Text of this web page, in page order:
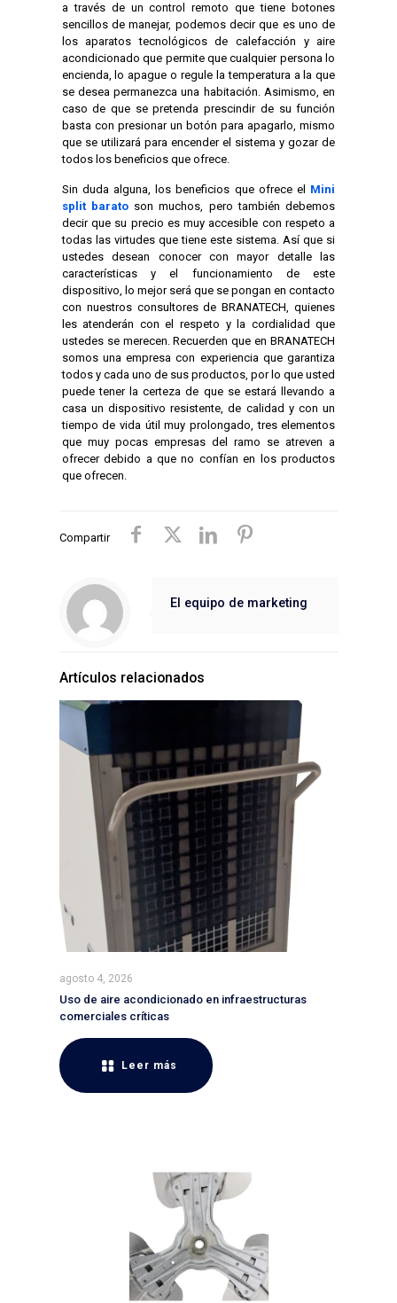
a través de un control remoto que tiene botones
sencillos de manejar, podemos decir que es uno de
los aparatos tecnológicos de calefacción y aire
acondicionado que permite que cualquier persona lo
encienda, lo apague o regule la temperatura a la que
se desea permanezca una habitación. Asimismo, en
caso de que se pretenda prescindir de su función
basta con presionar un botón para apagarlo, mismo
que se utilizará para encender el sistema y gozar de
todos los beneficios que ofrece.
Sin duda alguna, los beneficios que ofrece el Mini
split baratoson muchos, pero también debemos
decir que su precio es muy accesible con respeto a
todas las virtudes que tiene este sistema. Así que si
ustedes desean conocer con mayor detalle las
características y el funcionamiento de este
dispositivo, lo mejor será que se pongan en contacto
con nuestros consultores de BRANATECH, quienes
les atenderán con el respeto y la cordialidad que
ustedes se merecen. Recuerden que en BRANATECH
somos una empresa con experiencia que garantiza
todos y cada uno de sus productos, por lo que usted
puede tener la certeza de que se estará llevando a
casa un dispositivo resistente, de calidad y con un
tiempo de vida útil muy prolongado, tres elementos
que muy pocas empresas del ramo se atreven a
ofrecer debido a que no confían en los productos
que ofrecen.
Compartir
El equipo de marketing
Artículos relacionados
agosto 4, 2026
Uso de aire acondicionado en infraestructuras
comerciales críticas
Leer más